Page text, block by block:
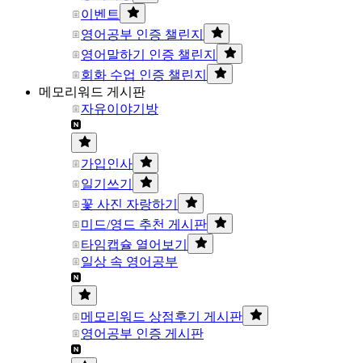
이벤트
영어공부 인증 챌린지
영어말하기 인증 챌린지
회화 수업 인증 챌린지
메모리워드 게시판
자유이야기방
가입인사
일기쓰기
꽃 사진 자랑하기
미드/영드 추천 게시판
타임캡슐 열어보기
일상 속 영어공부
메모리워드 상점후기 게시판
영어공부 인증 게시판